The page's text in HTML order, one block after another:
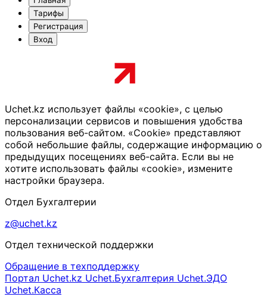
Тарифы
Регистрация
Вход
Uchet.kz использует файлы «cookie», с целью
персонализации сервисов и повышения удобства
пользования веб-сайтом. «Cookie» представляют
собой небольшие файлы, содержащие информацию о
предыдущих посещениях веб-сайта. Если вы не
хотите использовать файлы «cookie», измените
настройки браузера.
Отдел Бухгалтерии
z@uchet.kz
Отдел технической поддержки
Обращение в техподдержку
Портал Uchet.kz Uchet.Бухгалтерия Uchet.ЭДО
Uchet.Касса